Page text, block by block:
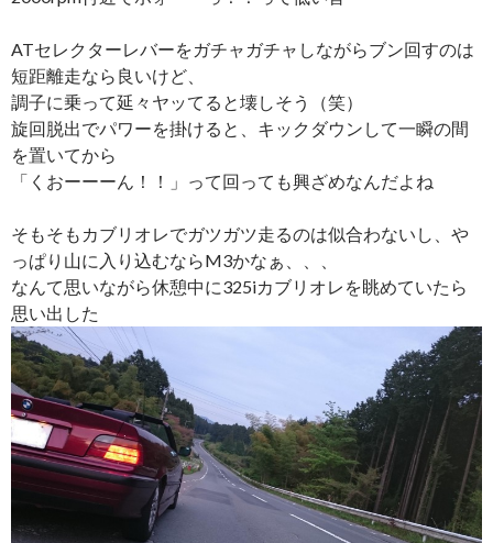
ATセレクターレバーをガチャガチャしながらブン回すのは
短距離走なら良いけど、
調子に乗って延々ヤッてると壊しそう（笑）
旋回脱出でパワーを掛けると、キックダウンして一瞬の間
を置いてから
「くおーーーん！！」って回っても興ざめなんだよね
そもそもカブリオレでガツガツ走るのは似合わないし、や
っぱり山に入り込むならM3かなぁ、、、
なんて思いながら休憩中に325iカブリオレを眺めていたら
思い出した